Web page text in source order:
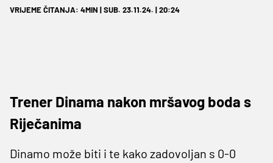
VRIJEME ČITANJA: 4MIN | SUB. 23.11.24. | 20:24
Trener Dinama nakon mršavog boda s
Riječanima
Dinamo može biti i te kako zadovoljan s 0-0